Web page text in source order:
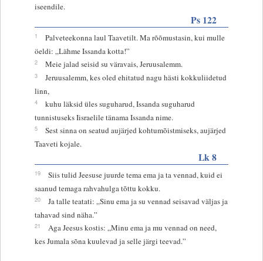
iseendile.
Ps 122
1
Palveteekonna laul Taavetilt. Ma rõõmustasin, kui mulle
öeldi: „Lähme Issanda kotta!”
2 Meie jalad seisid su väravais, Jeruusalemm.
3
Jeruusalemm, kes oled ehitatud nagu hästi kokkuliidetud
linn,
4
kuhu läksid üles suguharud, Issanda suguharud
tunnistuseks Iisraelile tänama Issanda nime.
5
Sest sinna on seatud aujärjed kohtumõistmiseks, aujärjed
Taaveti kojale.
Lk 8
19
Siis tulid Jeesuse juurde tema ema ja ta vennad, kuid ei
saanud temaga rahvahulga tõttu kokku.
20
Ja talle teatati: „Sinu ema ja su vennad seisavad väljas ja
tahavad sind näha.”
21
Aga Jeesus kostis: „Minu ema ja mu vennad on need,
kes Jumala sõna kuulevad ja selle järgi teevad.”